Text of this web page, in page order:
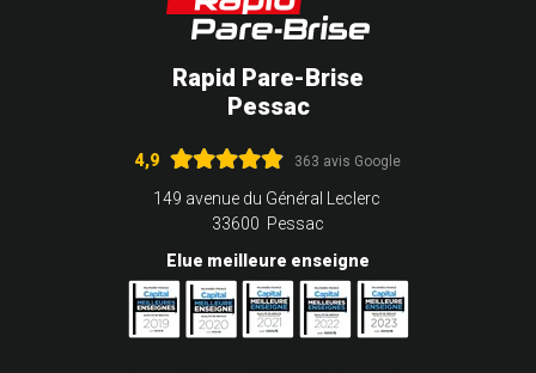
Rapid Pare-Brise
Pessac
4,9 363 avis Google
149 avenue du Général Leclerc
33600 Pessac
Elue meilleure enseigne